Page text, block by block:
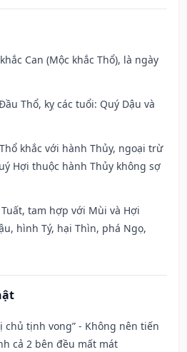
Can (Mộc khắc Thổ), là ngày
Thổ, kỵ các tuổi: Quý Dậu và
khắc với hành Thủy, ngoại trừ
Hợi thuộc hành Thủy không sợ
tam hợp với Mùi và Hợi
hình Tý, hại Thìn, phá Ngọ,
chủ tịnh vong” - Không nên tiến
cả 2 bên đều mất mát